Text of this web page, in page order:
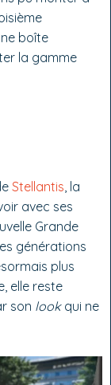
boîte
la gamme
Stellantis , la
avec ses
Grande
générations
plus
elle reste
son lookqui ne